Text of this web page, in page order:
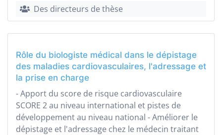
Des directeurs de thèse
Rôle du biologiste médical dans le dépistage
des maladies cardiovasculaires, l'adressage et
la prise en charge
- Apport du score de risque cardiovasculaire
SCORE 2 au niveau international et pistes de
développement au niveau national - Améliorer le
dépistage et l'adressage chez le médecin traitant